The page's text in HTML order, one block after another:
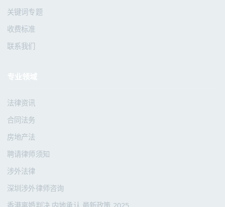
关键词专题
收费标准
联系我们
法律资讯
合同法务
房地产法
聘请律师须知
涉外法律
深圳涉外律师咨询